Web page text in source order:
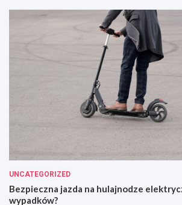
UNCATEGORIZED
Bezpieczna jazda na hulajnodze
wypadków?